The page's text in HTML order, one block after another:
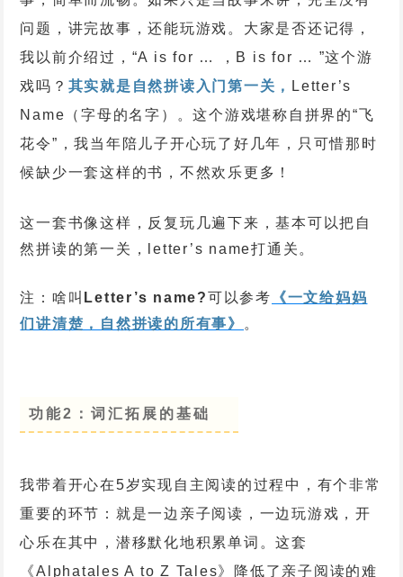
问题，讲完故事，还能玩游戏。大家是否还记得，
我以前介绍过，“A is for … ，B is for … ”这个游
戏吗？ 其实就是自然拼读入门第一关，
Letter’s
Name（字母的名字）。这个游戏堪称自拼界的“飞
花令”，我当年陪儿子开心玩了好几年，只可惜那时
候缺少一套这样的书，不然欢乐更多！
这一套书像这样，反复玩几遍下来，基本可以把自
然拼读的第一关，letter’s name打通关。
注：啥叫 Letter’s name?可以参考
《一文给妈妈
们讲清楚，自然拼读的所有事》
。
功能2：词汇拓展的基础
我带着开心在5岁实现自主阅读的过程中，有个非常
重要的环节：就是一边亲子阅读，一边玩游戏，开
心乐在其中，潜移默化地积累单词。这套
《Alphatales A to Z Tales》降低了亲子阅读的难